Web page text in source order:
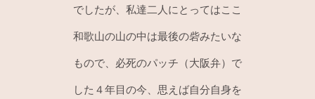
でしたが、私達二人にとってはここ
和歌山の山の中は最後の砦みたいな
もので、必死のパッチ（大阪弁）で
した４年目の今、思えば自分自身を